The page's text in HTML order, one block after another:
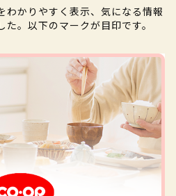
わかりやすく表示、気になる情報
。以下のマークが目印です。